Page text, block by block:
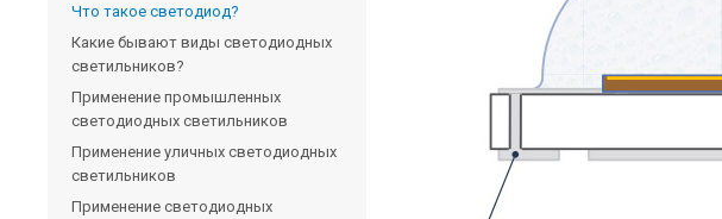
Что такое светодиод?
Какие бывают виды светодиодных
светильников?
Применение промышленных
светодиодных светильников
Применение уличных светодиодных
светильников
Применение светодиодных